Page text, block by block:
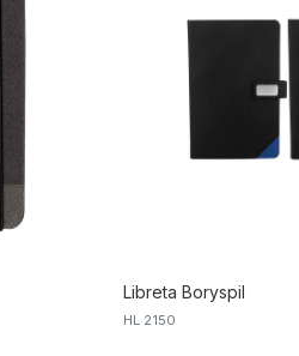
Libreta Boryspil
HL 2150